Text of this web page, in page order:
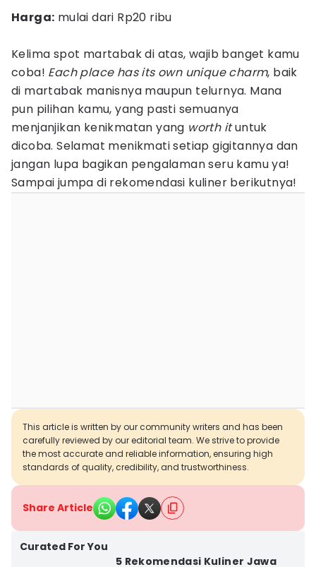
Harga: mulai dari Rp20 ribu
Kelima spot martabak di atas, wajib banget kamu
coba! Each place has its own unique charm, baik
di martabak manisnya maupun telurnya. Mana
pun pilihan kamu, yang pasti semuanya
menjanjikan kenikmatan yang worth ituntuk
dicoba. Selamat menikmati setiap gigitannya dan
jangan lupa bagikan pengalaman seru kamu ya!
Sampai jumpa di rekomendasi kuliner berikutnya!
This article is written by our community writers and has been
carefully reviewed by our editorial team. We strive to provide
the most accurate and reliable information, ensuring high
standards of quality, credibility, and trustworthiness.
Share Article
Curated For You
5 Rekomendasi Kuliner Jawa